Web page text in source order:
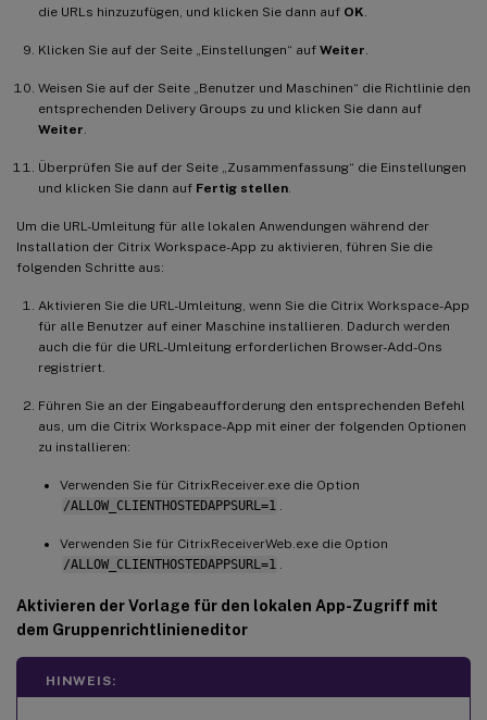
die URLs hinzuzufügen, und klicken Sie dann auf OK
Klicken Sie auf der Seite „Einstellungen“ auf Weiter
Weisen Sie auf der Seite „Benutzer und Maschinen“ die Richtlinie den
entsprechenden Delivery Groups zu und klicken Sie dann auf
Weiter
Überprüfen Sie auf der Seite „Zusammenfassung“ die Einstellungen
und klicken Sie dann auf Fertig stellen
Um die URL-Umleitung für alle lokalen Anwendungen während der
Installation der Citrix Workspace-App zu aktivieren, führen Sie die
folgenden Schritte aus:
Aktivieren Sie die URL-Umleitung, wenn Sie die Citrix Workspace-App
für alle Benutzer auf einer Maschine installieren. Dadurch werden
auch die für die URL-Umleitung erforderlichen Browser-Add-Ons
registriert.
Führen Sie an der Eingabeaufforderung den entsprechenden Befehl
aus, um die Citrix Workspace-App mit einer der folgenden Optionen
zu installieren:
Verwenden Sie für CitrixReceiver.exe die Option
/ALLOW_CLIENTHOSTEDAPPSURL=1
Verwenden Sie für CitrixReceiverWeb.exe die Option
/ALLOW_CLIENTHOSTEDAPPSURL=1
Aktivieren der Vorlage für den lokalen App-Zugriff mit
dem Gruppenrichtlinieneditor
HINWEIS: